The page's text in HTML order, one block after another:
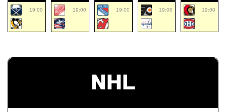
19:00 19:00 19:00 19:00 19:00
NHL